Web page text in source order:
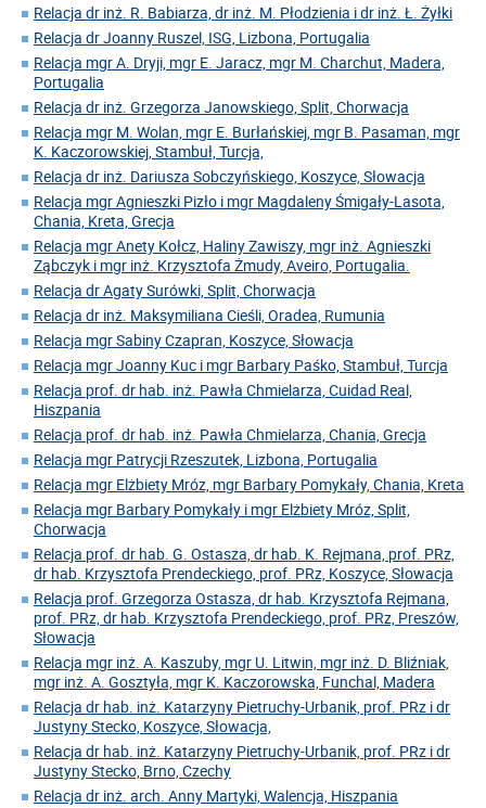
Relacja dr inż. R. Babiarza, dr inż. M. Płodzienia i dr inż. Ł. Żyłki
Relacja dr Joanny Ruszel, ISG, Lizbona, Portugalia
Relacja mgr A. Dryji, mgr E. Jaracz, mgr M. Charchut, Madera,
Portugalia
Relacja dr inż. Grzegorza Janowskiego, Split, Chorwacja
Relacja mgr M. Wolan, mgr E. Burłańskiej, mgr B. Pasaman, mgr
K. Kaczorowskiej, Stambuł, Turcja,
Relacja dr inż. Dariusza Sobczyńskiego, Koszyce, Słowacja
Relacja mgr Agnieszki Pizło i mgr Magdaleny Śmigały-Lasota,
Chania, Kreta, Grecja
Relacja mgr Anety Kołcz, Haliny Zawiszy, mgr inż. Agnieszki
Ząbczyk i mgr inż. Krzysztofa Żmudy, Aveiro, Portugalia.
Relacja dr Agaty Surówki, Split, Chorwacja
Relacja dr inż. Maksymiliana Cieśli, Oradea, Rumunia
Relacja mgr Sabiny Czapran, Koszyce, Słowacja
Relacja mgr Joanny Kuc i mgr Barbary Paśko, Stambuł, Turcja
Relacja prof. dr hab. inż. Pawła Chmielarza, Cuidad Real,
Hiszpania
Relacja prof. dr hab. inż. Pawła Chmielarza, Chania, Grecja
Relacja mgr Patrycji Rzeszutek, Lizbona, Portugalia
Relacja mgr Elżbiety Mróz, mgr Barbary Pomykały, Chania, Kreta
Relacja mgr Barbary Pomykały i mgr Elżbiety Mróz, Split,
Chorwacja
Relacja prof. dr hab. G. Ostasza, dr hab. K. Rejmana, prof. PRz,
dr hab. Krzysztofa Prendeckiego, prof. PRz, Koszyce, Słowacja
Relacja prof. Grzegorza Ostasza, dr hab. Krzysztofa Rejmana,
prof. PRz, dr hab. Krzysztofa Prendeckiego, prof. PRz, Preszów,
Słowacja
Relacja mgr inż. A. Kaszuby, mgr U. Litwin, mgr inż. D. Bliźniak,
mgr inż. A. Gosztyła, mgr K. Kaczorowska, Funchal, Madera
Relacja dr hab. inż. Katarzyny Pietruchy-Urbanik, prof. PRz i dr
Justyny Stecko, Koszyce, Słowacja,
Relacja dr hab. inż. Katarzyny Pietruchy-Urbanik, prof. PRz i dr
Justyny Stecko, Brno, Czechy
Relacja dr inż. arch. Anny Martyki, Walencja, Hiszpania